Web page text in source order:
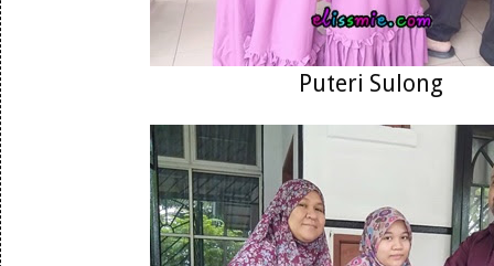
Puteri Sulong